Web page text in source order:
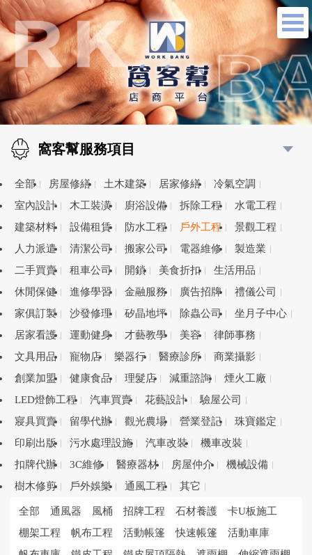
窩客幫服務項目
全部 房屋修繕 土木建築 居家修繕
冷氣空調
室內設計
木工裝潢 廚浴設備 拆除工程
水電工程
建築材料
設備租賃 防水工程 戶外工程
景觀工程
人力派遣
清潔公司 搬家公司 電器維修
製造業
二手買賣
租車公司 開鎖 美食折扣
生活用品
休閒保健
進修學習 金融服務 廣告招牌
禮儀公司
家俱訂製
沙發修理 矽晶地坪 除蟲公司
坐月子中心
居家看護
運動健身 才藝教學 美容
律師事務
文具用品
寵物店 樂器行 醫療診所
商業攝影
創業加盟
健康食品 理髮店 減重諮詢
煙火工廠
LED燈飾工程
汽車買賣 花藝設計
驗屋公司
寢具買賣
留學代辦 觀光農場 營業登記
珠寶鑑定
印刷出版
污水處理設施 汽車改裝
機車改裝
扣牌代辦
3C維修 醫療器材 房屋仲介
機械設備
樹木修剪
戶外娛樂 通風工程 其它
全部 通風器 風桶 招牌工程 石材養護
卡U板施工
棚架工程
帆布工程 活動帳篷 快速帳篷
活動車庫